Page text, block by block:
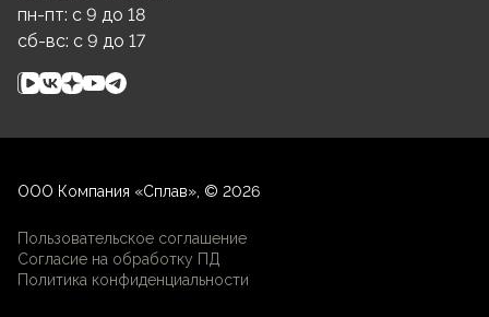
пн-пт: c 9 до 18
сб-вс: c 9 до 17
ООО Компания «Сплав», © 2026
Пользовательское соглашение
Согласие на обработку ПД
Политика конфиденциальности